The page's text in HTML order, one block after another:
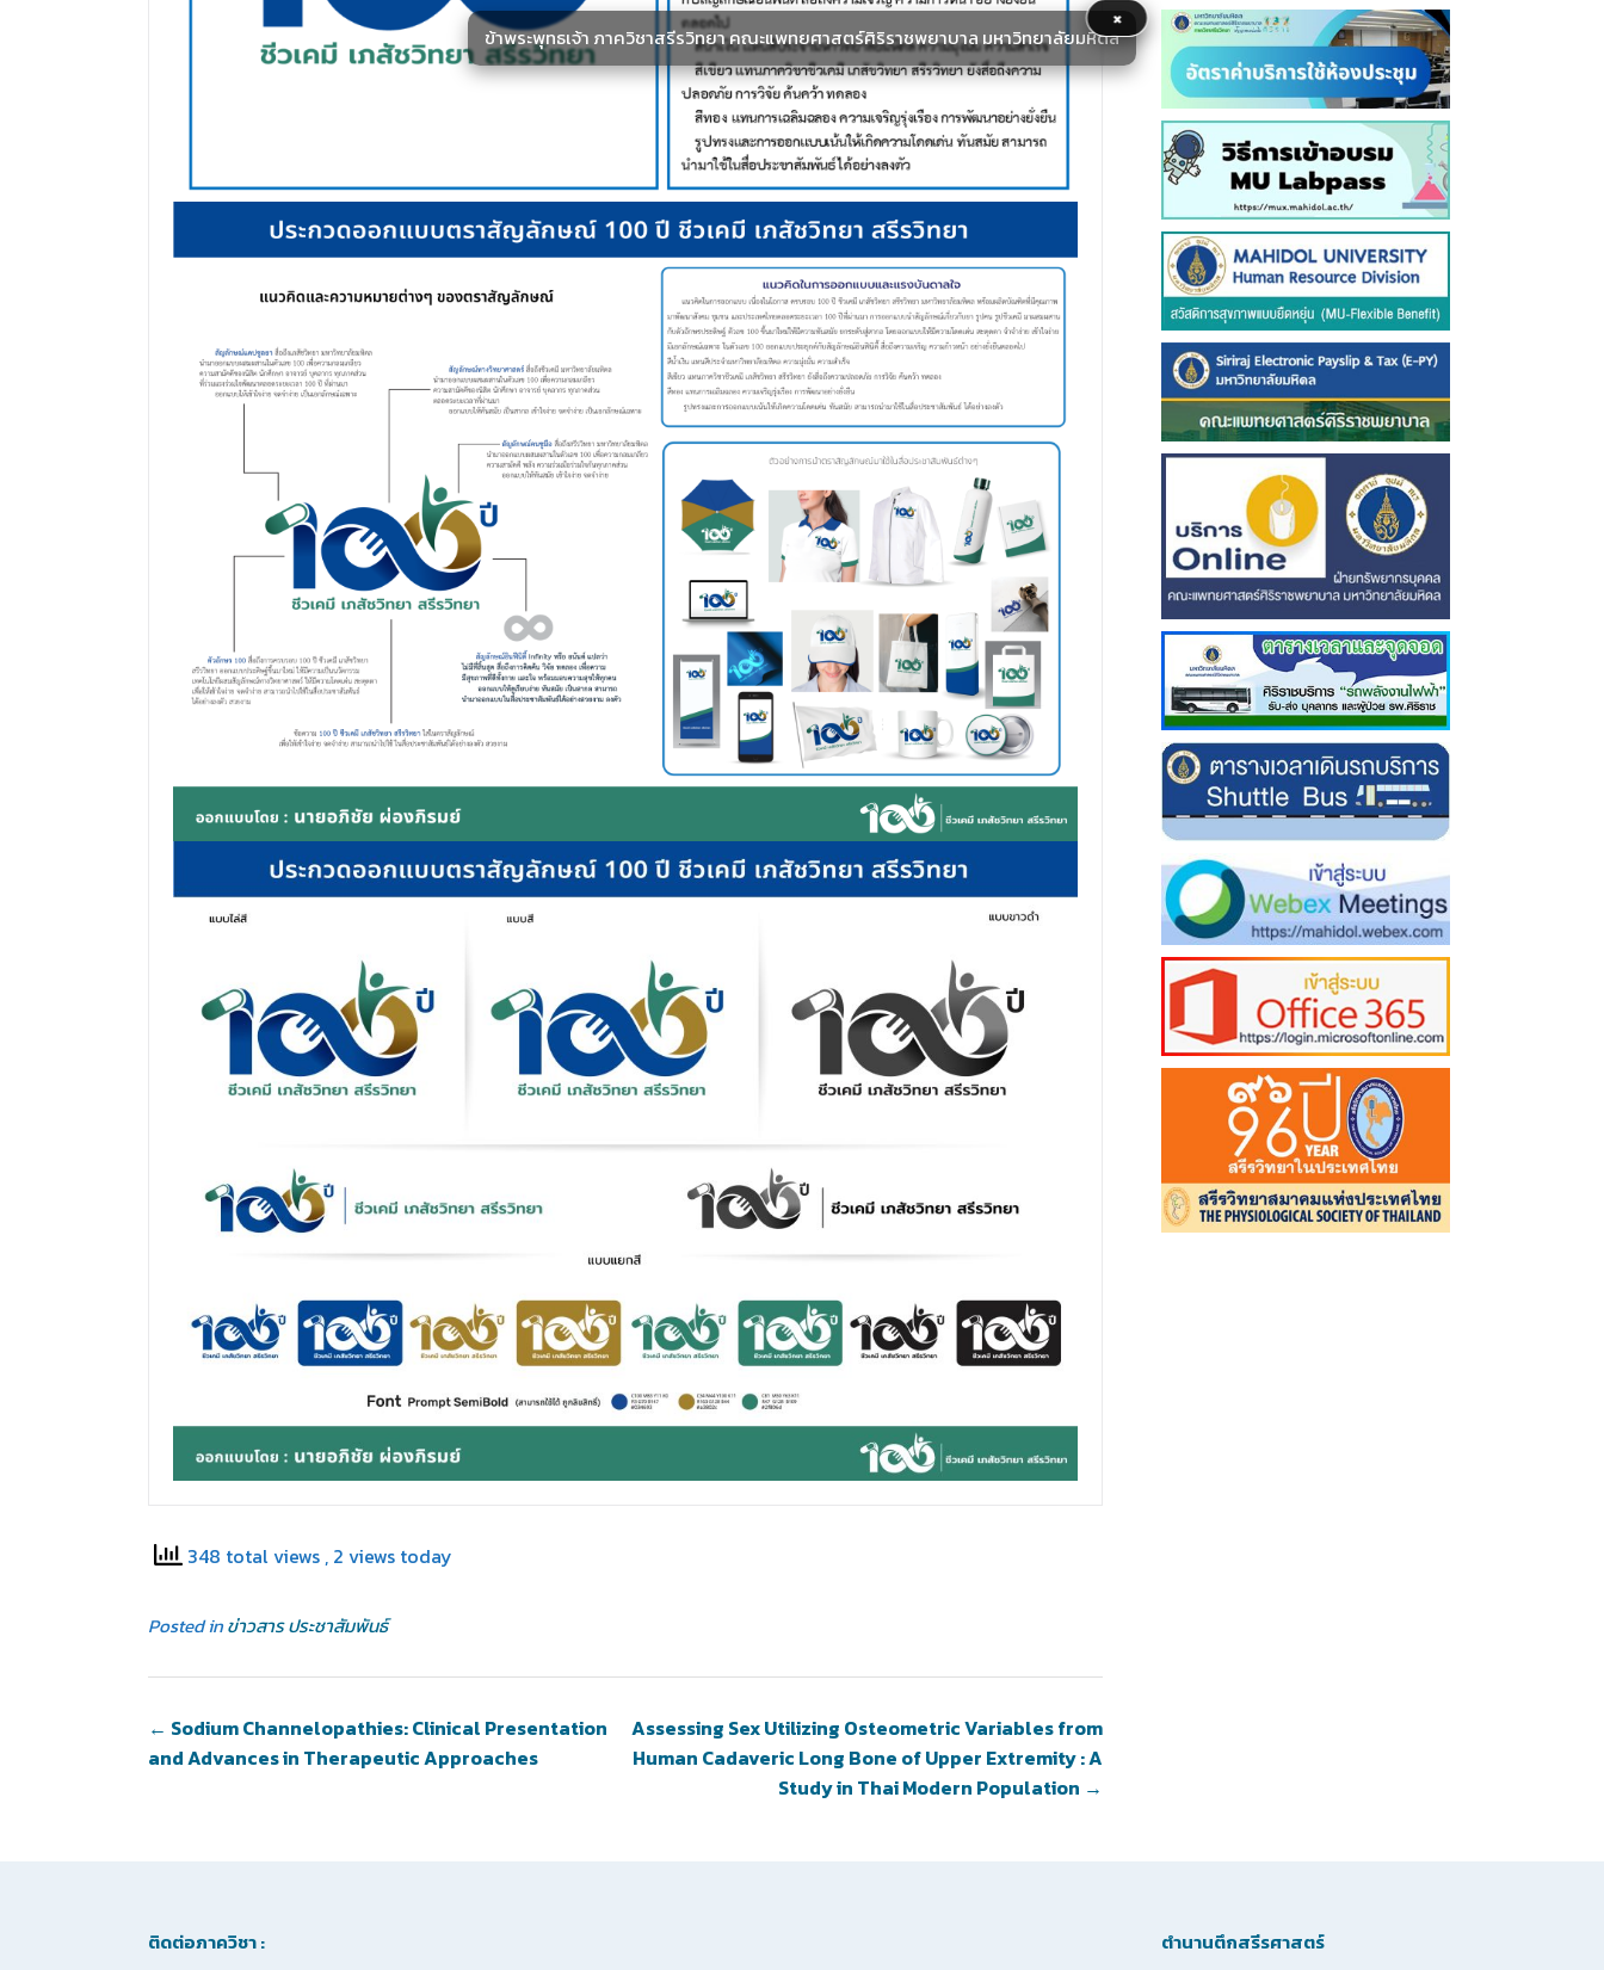
×
ข้าพระพุทธเจ้า ภาควิชาสรีรวิทยา คณะแพทยศาสตร์ศิริราชพยาบาล มหาวิทยาลัยมหิดล
348 total views , 2 views today
Posted inข่าวสาร ประชาสัมพันธ์
Assessing Sex Utilizing Osteometric Variables from
Human Cadaveric Long Bone of Upper Extremity : A
Study in Thai Modern Population →
← Sodium Channelopathies: Clinical Presentation
and Advances in Therapeutic Approaches
ติดต่อภาควิชา : ตำนานตึกสรีรศาสตร์